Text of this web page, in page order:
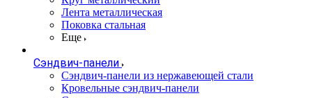
Лента металлическая
Поковка стальная
Еще
Сэндвич-панели
Cэндвич-панели из нержавеющей стали
Кровельные сэндвич-панели